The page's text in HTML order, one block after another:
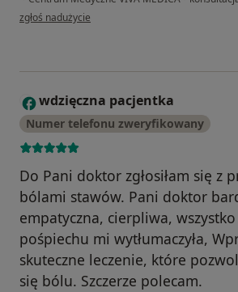
w opinii użytkownika Maria
zgłoś nadużycie
W wdzięczna pacjentka
Numer telefonu zweryfikowany
Do Pani doktor zgłosiłam się z
bólami stawów. Pani doktor
empatyczna, cierpliwa,
pośpiechu mi wytłumaczyła,
skuteczne leczenie, które
się bólu. Szczerze polecam.